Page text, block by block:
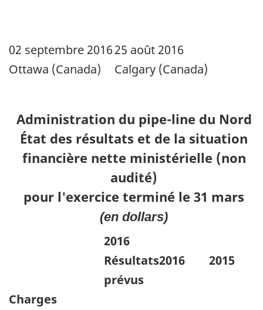
02 septembre 2016
Ottawa (Canada)
25 août 2016
Calgary (Canada)
Administration du pipe-line du Nord
État des résultats et de la situation
financière nette ministérielle (non
audité)
pour l'exercice terminé le 31 mars
(en dollars)
2016
Résultats
prévus
2016 2015
Charges